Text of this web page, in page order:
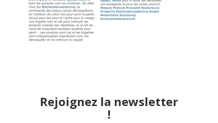
Rejoignez la newsletter
!